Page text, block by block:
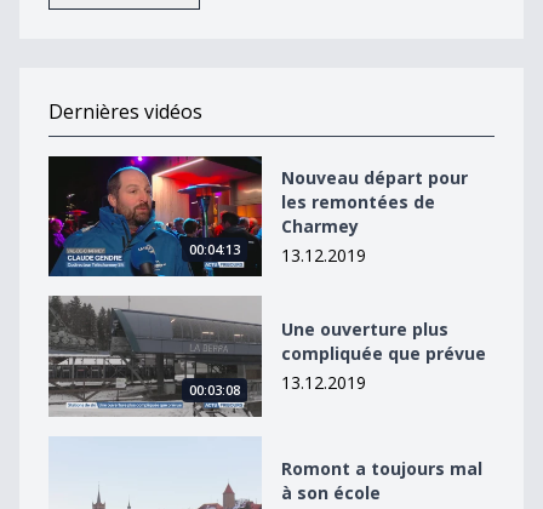
Dernières vidéos
Nouveau départ pour les remontées de Charmey
00:04:13
Nouveau départ pour
les remontées de
Charmey
13.12.2019
Une ouverture plus compliquée que prévue
00:03:08
Une ouverture plus
compliquée que prévue
13.12.2019
Romont a toujours mal
à son école